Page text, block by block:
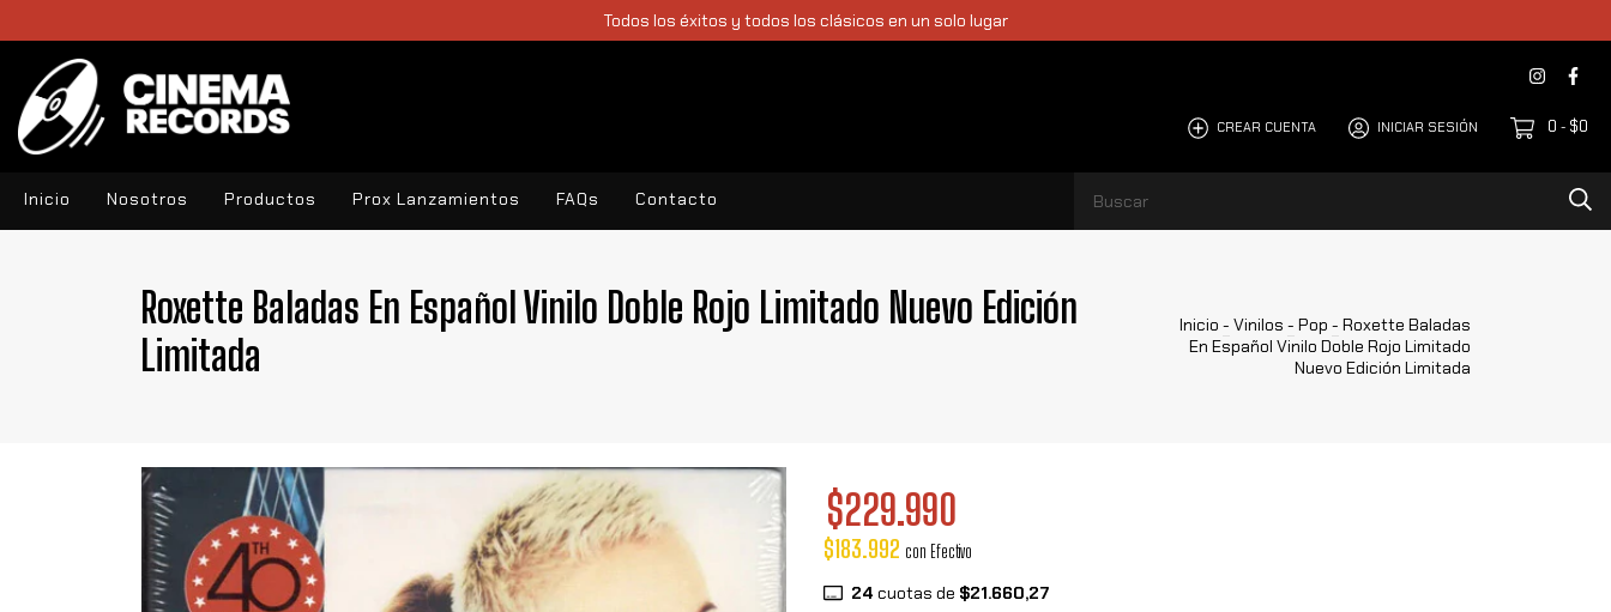
Todos los éxitos y todos los clásicos en un solo lugar
CREAR CUENTA INICIAR SESIÓN 0 - $0
Inicio Nosotros Productos Prox Lanzamientos FAQs Contacto
Roxette Baladas En Español Vinilo Doble Rojo Limitado Nuevo Edición
Limitada
Inicio - Vinilos - Pop - Roxette Baladas
En Español Vinilo Doble Rojo Limitado
Nuevo Edición Limitada
$229.990
$183.992 con Efectivo
24 cuotas de $21.660,27